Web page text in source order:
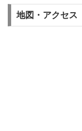
地図・アクセス